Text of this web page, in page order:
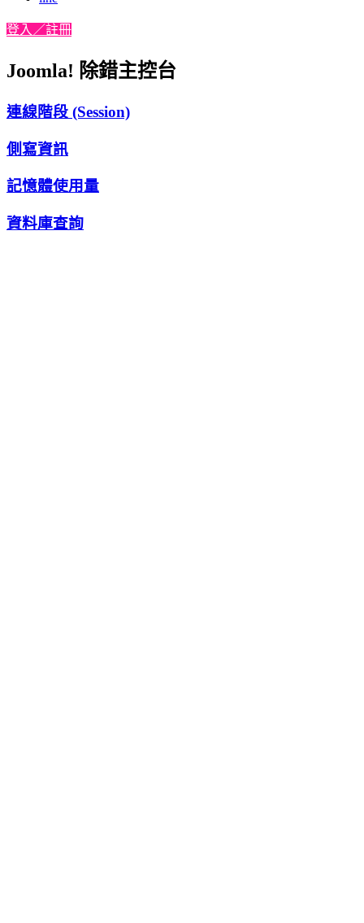
登入／註冊
Joomla! 除錯主控台
連線階段 (Session)
側寫資訊
記憶體使用量
資料庫查詢